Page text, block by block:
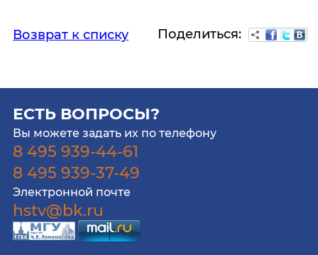
Возврат к списку Поделиться:
ЕСТЬ ВОПРОСЫ?
Вы можете задать их по телефону
8 495 939-44-61
8 495 939-37-49
Электронной почте
hstv@bk.ru